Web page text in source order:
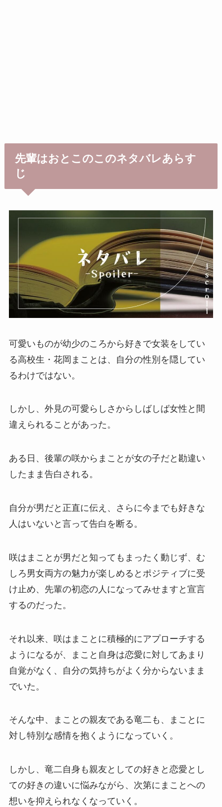
先輩はおとこのこのネタバレあらす
じ
可愛いものが幼少のころから好きで女装をしてい
る高校生・花岡まことは、自分の性別を隠してい
るわけではない。
しかし、外見の可愛らしさからしばしば女性と間
違えられることがあった。
ある日、後輩の咲からまことが女の子だと勘違い
したまま告白される。
自分が男だと正直に伝え、さらに今までも好きな
人はいないと言って告白を断る。
咲はまことが男だと知ってもまったく動じず、む
しろ男女両方の魅力が楽しめるとポジティブに受
け止め、先輩の初恋の人になってみせますと宣言
するのだった。
それ以来、咲はまことに積極的にアプローチする
ようになるが、まこと自身は恋愛に対してあまり
自覚がなく、自分の気持ちがよく分からないまま
でいた。
そんな中、まことの親友である竜二も、まことに
対し特別な感情を抱くようになっていく。
しかし、竜二自身も親友としての好きと恋愛とし
ての好きの違いに悩みながら、次第にまことへの
想いを抑えられなくなっていく。